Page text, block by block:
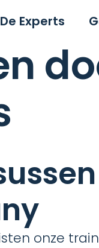
De Experts
onze